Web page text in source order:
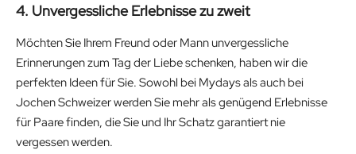
4. Unvergessliche Erlebnisse zu zweit
Möchten Sie Ihrem Freund oder Mann unvergessliche
Erinnerungen zum Tag der Liebe schenken, haben wir die
perfekten Ideen für Sie. Sowohl bei Mydays als auch bei
Jochen Schweizer werden Sie mehr als genügend Erlebnisse
für Paare finden, die Sie und Ihr Schatz garantiert nie
vergessen werden.